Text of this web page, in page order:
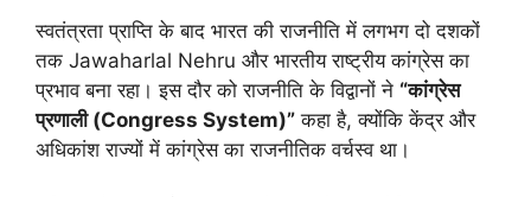
स्वतंत्रता प्राप्ति के बाद भारत की राजनीति में लगभग दो दशकों
तक Jawaharlal Nehru और भारतीय राष्ट्रीय कांग्रेस का
प्रभाव बना रहा। इस दौर को राजनीति के विद्वानों ने “कांग्रेस
प्रणाली (Congress System)” कहा है, क्योंकि केंद्र और
अधिकांश राज्यों में कांग्रेस का राजनीतिक वर्चस्व था।